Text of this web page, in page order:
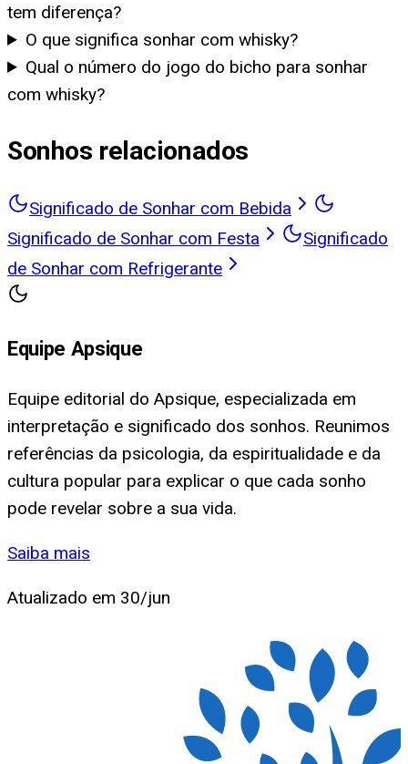
tem diferença?
O que significa sonhar com whisky?
Qual o número do jogo do bicho para sonhar
com whisky?
Sonhos relacionados
Significado de Sonhar com Bebida
Significado de Sonhar com Festa
Significado
de Sonhar com Refrigerante
Equipe Apsique
Equipe editorial do Apsique, especializada em
interpretação e significado dos sonhos. Reunimos
referências da psicologia, da espiritualidade e da
cultura popular para explicar o que cada sonho
pode revelar sobre a sua vida.
Saiba mais
Atualizado em 30/jun